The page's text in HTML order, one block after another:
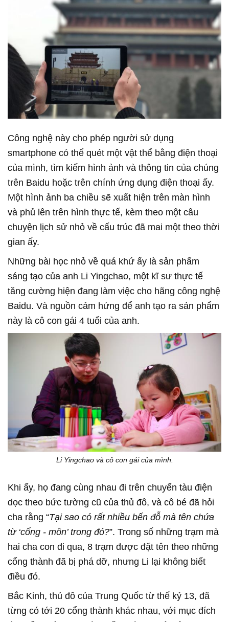
Công nghệ này cho phép người sử dụng
smartphone có thể quét một vật thể bằng điện thoại
của mình, tìm kiếm hình ảnh và thông tin của chúng
trên Baidu hoặc trên chính ứng dụng điện thoại ấy.
Một hình ảnh ba chiều sẽ xuất hiện trên màn hình
và phủ lên trên hình thực tế, kèm theo một câu
chuyện lịch sử nhỏ về cấu trúc đã mai một theo thời
gian ấy.
Những bài học nhỏ về quá khứ ấy là sản phẩm
sáng tạo của anh Li Yingchao, một kĩ sư thực tế
tăng cường hiện đang làm việc cho hãng công nghệ
Baidu. Và nguồn cảm hứng để anh tạo ra sản phẩm
này là cô con gái 4 tuổi của anh.
Li Yingchao và cô con gái của mình.
Khi ấy, họ đang cùng nhau đi trên chuyến tàu điện
dọc theo bức tường cũ của thủ đô, và cô bé đã hỏi
cha rằng “Tại sao có rất nhiều bến đỗ mà tên chứa
từ ‘cổng - môn’ trong đó?”. Trong số những trạm mà
hai cha con đi qua, 8 trạm được đặt tên theo những
cổng thành đã bị phá dỡ, nhưng Li lại không biết
điều đó.
Bắc Kinh, thủ đô của Trung Quốc từ thế kỷ 13, đã
từng có tới 20 cổng thành khác nhau, với mục đích